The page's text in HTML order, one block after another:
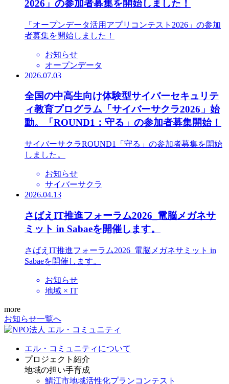
2026」の参加者募集を開始しました！
「オープンデータ活用アプリコンテスト2026」の参加
者募集を開始しました！
お知らせ
オープンデータ
2026.07.03
全国の中高生向け体験型サイバーセキュリテ
ィ教育プログラム「サイバーサクラ2026」始
動。「ROUND1：守る」の参加者募集開始！
サイバーサクラROUND1「守る」の参加者募集を開始
しました。
お知らせ
サイバーサクラ
2026.04.13
さばえIT推進フォーラム2026_電脳メガネサ
ミット in Sabaeを開催します。
さばえIT推進フォーラム2026_電脳メガネサミット in
Sabaeを開催します。
お知らせ
地域 × IT
more
お知らせ一覧へ
エル・コミュニティについて
プロジェクト紹介
地域の担い手育成
鯖江市地域活性化プランコンテスト